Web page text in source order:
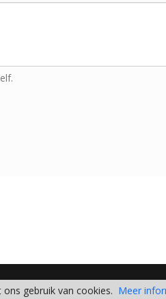
gebruik van cookies. Meer